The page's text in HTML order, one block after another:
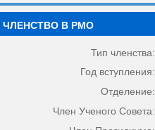
ЧЛЕНСТВО В РМО
Тип членства:
Год вступления:
Отделение:
Член Ученого Совета: